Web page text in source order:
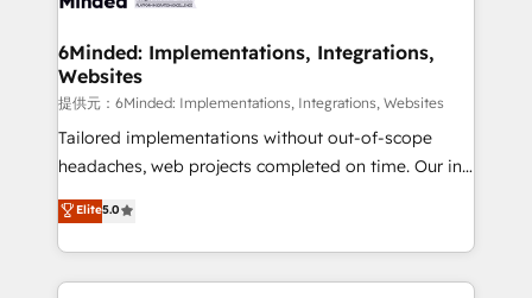
from other CRMs to HubSpot without data loss or
downtime. 🔹 RevOps Strategy: Align teams,
processes, and data to drive revenue efficiency. 🔹
Integrations: Connect HubSpot with your tech stack
for better adoption. 🔹 Custom Solutions: Build
SOC 2 Type II and ISO 27001 certified, reinforcing
our commitment to data security and compliance. At
6Minded: Implementations, Integrations,
Websites
提供元：6Minded: Implementations, Integrations, Websites
Tailored implementations without out-of-scope
headaches, web projects completed on time. Our in-
house team of certified CRM architects, experts,
developers, designers, and marketers handles all
aspects of your HubSpot. ✨ 400+ global clients ✨
100+ seamless migrations from 15+ different CRMs
Elite5.0